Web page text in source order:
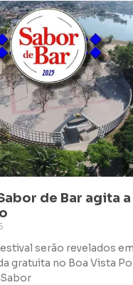
de Bar agita
serão revelados
gratuita no Boa Vista